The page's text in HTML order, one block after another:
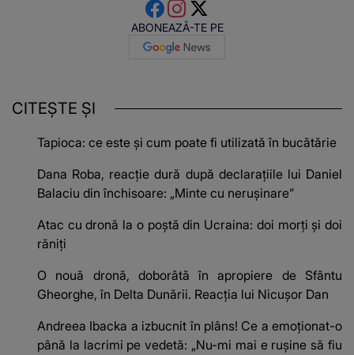
ABONEAZĂ-TE PE
CITEȘTE ȘI
Tapioca: ce este și cum poate fi utilizată în bucătărie
Dana Roba, reacție dură după declarațiile lui Daniel
Balaciu din închisoare: „Minte cu nerușinare”
Atac cu dronă la o poștă din Ucraina: doi morți și doi
răniți
O nouă dronă, doborâtă în apropiere de Sfântu
Gheorghe, în Delta Dunării. Reacția lui Nicușor Dan
Andreea Ibacka a izbucnit în plâns! Ce a emoționat-o
până la lacrimi pe vedetă: „Nu-mi mai e rușine să fiu